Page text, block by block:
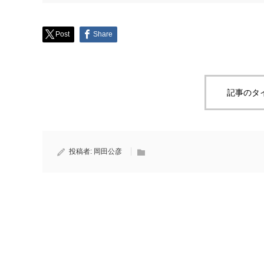
Post Share
記事のタ
投稿者: 岡田公彦